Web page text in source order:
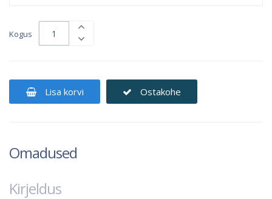
Kogus
Lisa korvi Ostakohe
Omadused
Kirjeldus